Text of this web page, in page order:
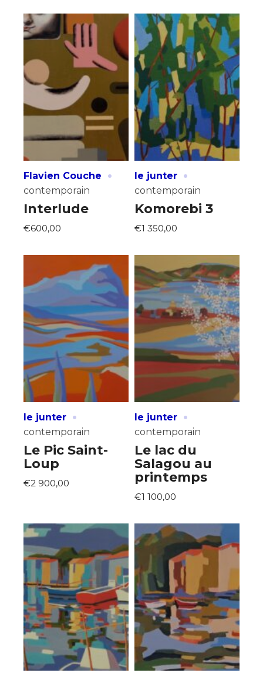
Flavien Couche ·
contemporain
Interlude
€600,00
le junter ·
contemporain
Komorebi 3
€1 350,00
le junter ·
contemporain
Le Pic Saint-
Loup
€2 900,00
le junter ·
contemporain
Le lac du
Salagou au
printemps
€1 100,00